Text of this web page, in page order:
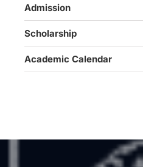
Admission
Scholarship
Academic Calendar